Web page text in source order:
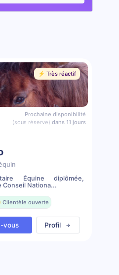
⚡️ Très réactif
Prochaine disponibilité
(sous réserve) dans 11 jours
Équine diplômée,
Nationa...
Clientèle ouverte
vous Profil